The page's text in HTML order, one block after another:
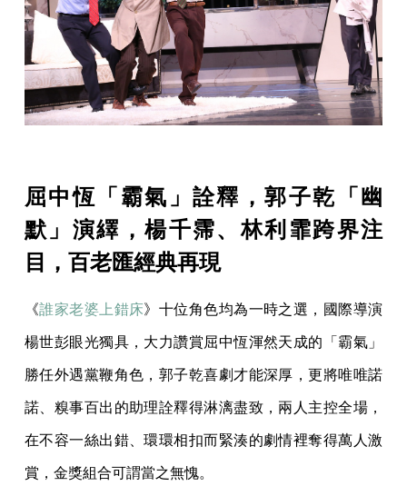
屈中恆「霸氣」詮釋，郭子乾「幽
默」演繹，楊千霈、林利霏跨界注
目，百老匯經典再現
《誰家老婆上錯床》十位角色均為一時之選，國際導演
楊世彭眼光獨具，大力讚賞屈中恆渾然天成的「霸氣」
勝任外遇黨鞭角色，郭子乾喜劇才能深厚，更將唯唯諾
諾、糗事百出的助理詮釋得淋漓盡致，兩人主控全場，
在不容一絲出錯、環環相扣而緊湊的劇情裡奪得萬人激
賞，金獎組合可謂當之無愧。